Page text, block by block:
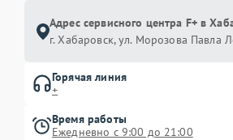
Адрес сервисного центра F+ в
г. Хабаровск, ул. Морозова Павла
Горячая линия
+
Время работы
Ежедневно с 9:00 до 21:00